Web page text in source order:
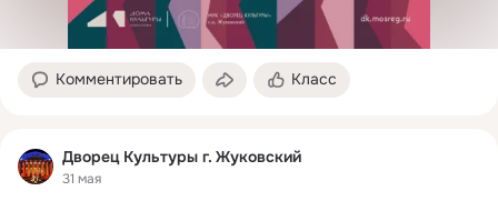
Комментировать Класс
Дворец Культуры г. Жуковский
31 мая